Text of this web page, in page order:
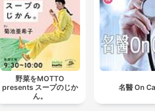
野菜をMOTTO
presents スープのじか
ん。
名醫 On